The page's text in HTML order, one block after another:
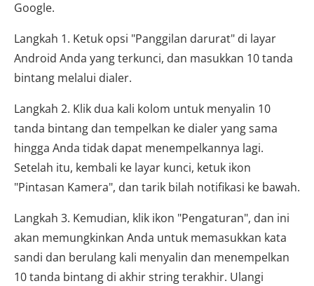
Google.
Langkah 1. Ketuk opsi "Panggilan darurat" di layar
Android Anda yang terkunci, dan masukkan 10 tanda
bintang melalui dialer.
Langkah 2. Klik dua kali kolom untuk menyalin 10
tanda bintang dan tempelkan ke dialer yang sama
hingga Anda tidak dapat menempelkannya lagi.
Setelah itu, kembali ke layar kunci, ketuk ikon
"Pintasan Kamera", dan tarik bilah notifikasi ke bawah.
Langkah 3. Kemudian, klik ikon "Pengaturan", dan ini
akan memungkinkan Anda untuk memasukkan kata
sandi dan berulang kali menyalin dan menempelkan
10 tanda bintang di akhir string terakhir. Ulangi